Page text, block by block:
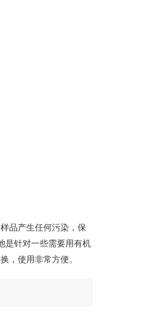
品产生任何污染，保
是针对一些需要用有机
，使用非常方便。